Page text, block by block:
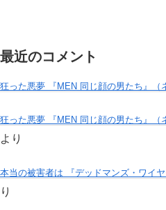
最近のコメント
狂った悪夢 『MEN 同じ顔の男たち』（
狂った悪夢 『MEN 同じ顔の男たち』（
より
本当の被害者は 『デッドマンズ・ワイヤ
り